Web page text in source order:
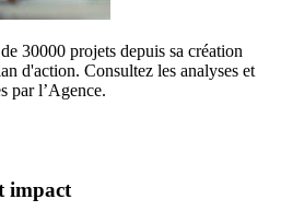
30000 projets depuis sa création
d'action. Consultez les analyses et
par l’Agence.
impact